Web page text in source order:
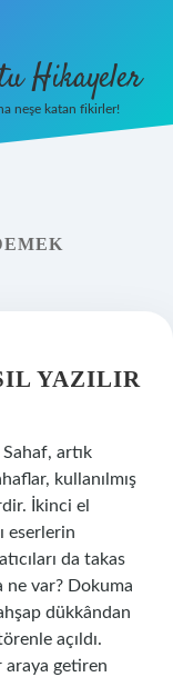
Hikayeler
neşe katan fikirler!
YAZILIR
artık
kullanılmış
İkinci el
eserlerin
da takas
ne var? Dokuma
dükkândan
açıldı.
araya getiren